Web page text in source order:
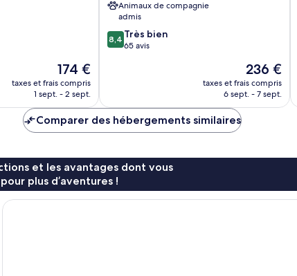
Le
nouveau
prix
de
174 €
174 €
taxes et frais compris
1 sept. - 2 sept.
la
Pinède
Hyères
Animaux de compagnie
admis
8.4
sur
8,4 Très bien
65 avis
Le
nouveau
prix
236 €
taxes et frais compris
6 sept. - 7 sept.
Comparer des hébergements similaires
et les avantages dont vous
plus d’aventures !